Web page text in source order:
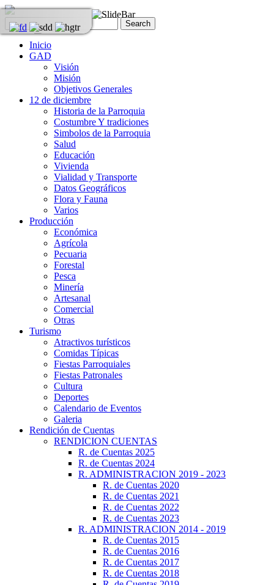
Inicio
GAD
Visión
Misión
Objetivos Generales
12 de diciembre
Historia de la Parroquia
Costumbre Y tradiciones
Simbolos de la Parroquia
Salud
Educación
Vivienda
Vialidad y Transporte
Datos Geográficos
Flora y Fauna
Varios
Producción
Económica
Agrícola
Pecuaria
Forestal
Pesca
Minería
Artesanal
Comercial
Otras
Turismo
Atractivos turísticos
Comidas Típicas
Fiestas Parroquiales
Fiestas Patronales
Cultura
Deportes
Calendario de Eventos
Galeria
Rendición de Cuentas
RENDICION CUENTAS
R. de Cuentas 2025
R. de Cuentas 2024
R. ADMINISTRACION 2019 - 2023
R. de Cuentas 2020
R. de Cuentas 2021
R. de Cuentas 2022
R. de Cuentas 2023
R. ADMINISTRACION 2014 - 2019
R. de Cuentas 2015
R. de Cuentas 2016
R. de Cuentas 2017
R. de Cuentas 2018